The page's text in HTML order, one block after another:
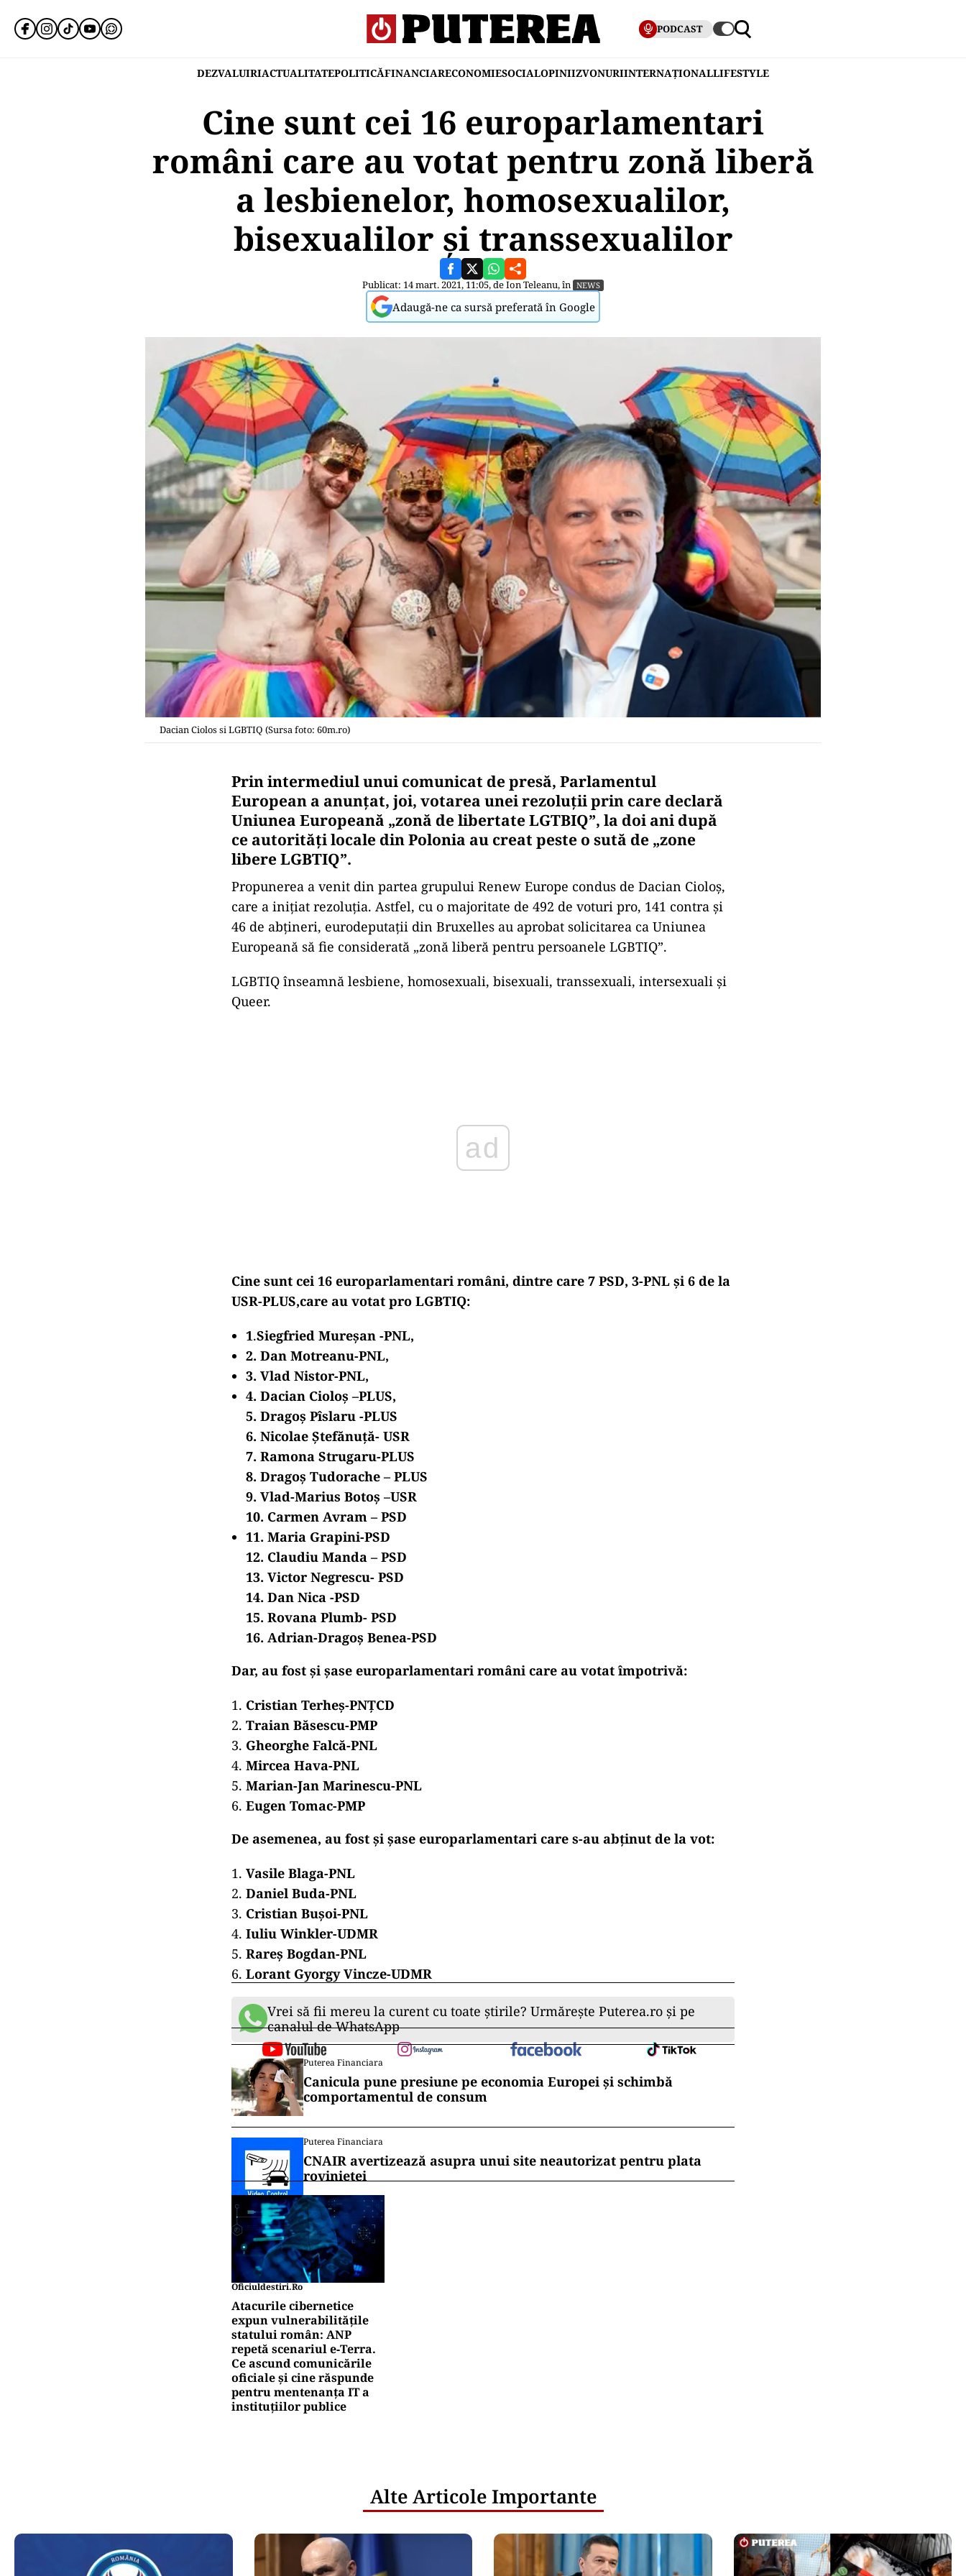
PODCAST
DEZVALUIRIACTUALITATEPOLITICĂFINANCIARECONOMIESOCIALOPINIIZVONURIINTERNAȚIONALLIFESTYLE
Cine sunt cei 16 europarlamentari
români care au votat pentru zonă liberă
a lesbienelor, homosexualilor,
bisexualilor și transsexualilor
Publicat: 14 mart. 2021, 11:05, deIon Teleanu, în NEWS
Adaugă-ne ca sursă preferată în Google
Dacian Ciolos si LGBTIQ (Sursa foto: 60m.ro)
Prin intermediul unui comunicat de presă, Parlamentul
European a anunțat, joi, votarea unei rezoluţii prin care declară
Uniunea Europeană „zonă de libertate LGTBIQ”, la doi ani după
ce autorităţi locale din Polonia au creat peste o sută de „zone
libere LGBTIQ”.
Propunerea a venit din partea grupului Renew Europe condus de Dacian Cioloș,
care a inițiat rezoluția. Astfel, cu o majoritate de 492 de voturi pro, 141 contra și
46 de abțineri, eurodeputații din Bruxelles au aprobat solicitarea ca Uniunea
Europeană să fie considerată „zonă liberă pentru persoanele LGBTIQ”.
LGBTIQ înseamnă lesbiene, homosexuali, bisexuali, transsexuali, intersexuali și
Queer.
Cine sunt cei 16 europarlamentari români, dintre care 7 PSD, 3-PNL și 6 de la
USR-PLUS,care au votat pro LGBTIQ:
1.Siegfried Mureșan -PNL,
2. Dan Motreanu-PNL,
3. Vlad Nistor-PNL,
4. Dacian Cioloș –PLUS,
5. Dragoș Pîslaru -PLUS
6. Nicolae Ștefănuță- USR
7. Ramona Strugaru-PLUS
8. Dragoș Tudorache – PLUS
9. Vlad-Marius Botoș –USR
10. Carmen Avram – PSD
11. Maria Grapini-PSD
12. Claudiu Manda – PSD
13. Victor Negrescu- PSD
14. Dan Nica -PSD
15. Rovana Plumb- PSD
16. Adrian-Dragoș Benea-PSD
Dar, au fost și șase europarlamentari români care au votat împotrivă:
Cristian Terheș-PNȚCD
Traian Băsescu-PMP
Gheorghe Falcă-PNL
Mircea Hava-PNL
Marian-Jan Marinescu-PNL
Eugen Tomac-PMP
De asemenea, au fost și șase europarlamentari care s-au abținut de la vot:
Vasile Blaga-PNL
Daniel Buda-PNL
Cristian Bușoi-PNL
Iuliu Winkler-UDMR
Rareș Bogdan-PNL
Lorant Gyorgy Vincze-UDMR
Vrei să fii mereu la curent cu toate știrile? Urmărește Puterea.ro și pe
canalul de WhatsApp
Puterea Financiara
Canicula pune presiune pe economia Europei și schimbă
comportamentul de consum
Puterea Financiara
CNAIR avertizează asupra unui site neautorizat pentru plata
rovinietei
Oficiuldestiri.ro
Atacurile cibernetice
expun vulnerabilitățile
statului român: ANP
repetă scenariul e‑Terra.
Ce ascund comunicările
oficiale și cine răspunde
pentru mentenanța IT a
instituțiilor publice
Alte Articole Importante